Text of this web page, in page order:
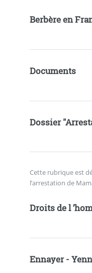
Berbère en
Documents
Dossier
Cette rubrique est
l’arrestation de
Droits de l
Ennayer -